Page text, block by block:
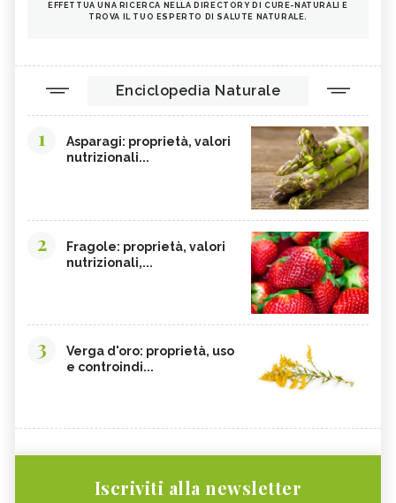
EFFETTUA UNA RICERCA NELLA DIRECTORY DI CURE-NATURALI E
TROVA IL TUO ESPERTO DI SALUTE NATURALE.
Enciclopedia Naturale
1
Asparagi: proprietà, valori
nutrizionali...
2
Fragole: proprietà, valori
nutrizionali,...
3
Verga d'oro: proprietà, uso
e controindi...
Iscriviti alla newsletter